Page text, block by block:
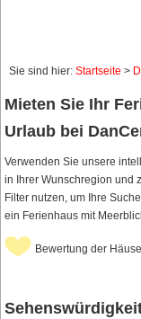
Sie sind hier: Startseite >
Mieten Sie Ihr
Urlaub bei
Verwenden Sie unsere
in Ihrer Wunschregion und
Filter nutzen, um Ihre
ein Ferienhaus mit
Bewertung der